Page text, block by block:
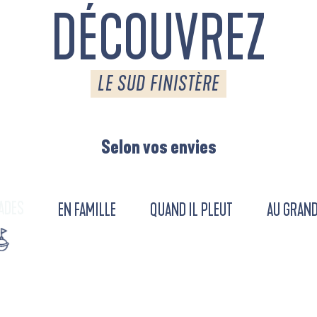
DÉCOUVREZ
LE SUD FINISTÈRE
Selon vos envies
EN FAMILLE QUAND IL PLEUT AU